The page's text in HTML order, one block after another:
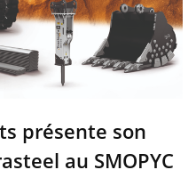
présente son
au SMOPYC